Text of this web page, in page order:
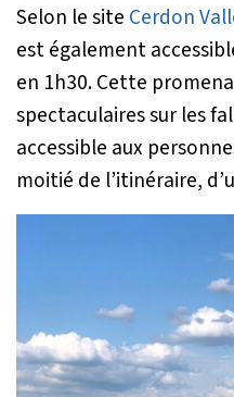
Selon le site Cerdon
est également
en 1h30. Cette
spectaculaires sur les
accessible aux
moitié de l’itinéraire,